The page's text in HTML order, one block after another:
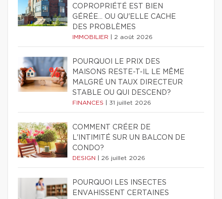
COPROPRIÉTÉ EST BIEN
GÉRÉE… OU QU'ELLE CACHE
DES PROBLÈMES
IMMOBILIER 2 août 2026
POURQUOI LE PRIX DES
MAISONS RESTE-T-IL LE MÊME
MALGRÉ UN TAUX DIRECTEUR
STABLE OU QUI DESCEND?
FINANCES 31 juillet 2026
COMMENT CRÉER DE
L'INTIMITÉ SUR UN BALCON DE
CONDO?
DESIGN 26 juillet 2026
POURQUOI LES INSECTES
ENVAHISSENT CERTAINES